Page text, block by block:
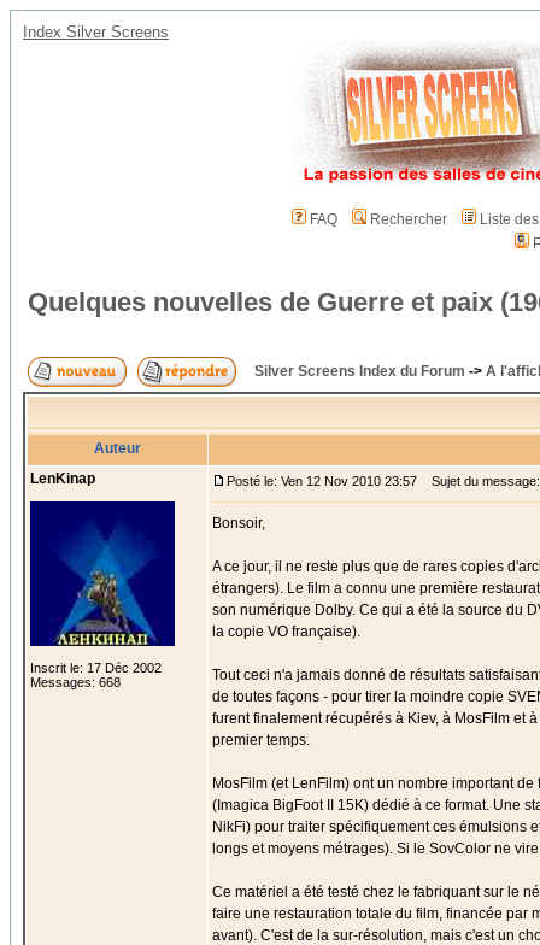
Index Silver Screens
FAQ Rechercher
Liste
Quelques nouvelles de Guerre et paix
Silver Screens Index du Forum -> A
Auteur
LenKinap
Inscrit le: 17 Déc 2002
Messages: 668
Posté le: Ven 12 Nov 2010 23:57 Sujet du
Bonsoir,
A ce jour, il ne reste plus que de rares copies
étrangers). Le film a connu une première
son numérique Dolby. Ce qui a été la source du
la copie VO française).
Tout ceci n'a jamais donné de résultats
de toutes façons - pour tirer la moindre copie
furent finalement récupérés à Kiev, à MosFilm et
premier temps.
MosFilm (et LenFilm) ont un nombre important
(Imagica BigFoot II 15K) dédié à ce format. Une
NikFi) pour traiter spécifiquement ces émulsions
longs et moyens métrages). Si le SovColor ne
Ce matériel a été testé chez le fabriquant sur le
faire une restauration totale du film, financée par
avant). C'est de la sur-résolution, mais c'est un